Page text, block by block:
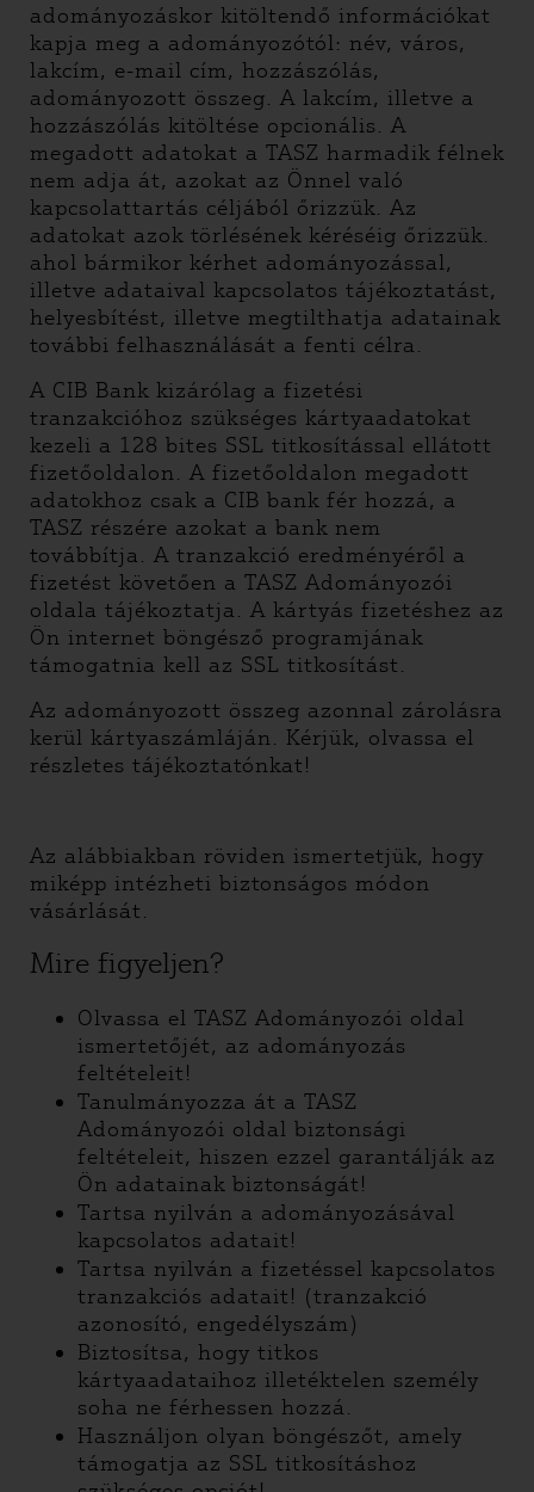
adományozáskor kitöltendő információkat
kapja meg a adományozótól: név, város,
lakcím, e-mail cím, hozzászólás,
adományozott összeg. A lakcím, illetve a
hozzászólás kitöltése opcionális. A
megadott adatokat a TASZ harmadik félnek
nem adja át, azokat az Önnel való
kapcsolattartás céljából őrizzük. Az
adatokat azok törlésének kéréséig őrizzük.
ahol bármikor kérhet adományozással,
illetve adataival kapcsolatos tájékoztatást,
helyesbítést, illetve megtilthatja adatainak
további felhasználását a fenti célra.
A CIB Bank kizárólag a fizetési
tranzakcióhoz szükséges kártyaadatokat
kezeli a 128 bites SSL titkosítással ellátott
fizetőoldalon. A fizetőoldalon megadott
adatokhoz csak a CIB bank fér hozzá, a
TASZ részére azokat a bank nem
továbbítja. A tranzakció eredményéről a
fizetést követően a TASZ Adományozói
oldala tájékoztatja. A kártyás fizetéshez az
Ön internet böngésző programjának
támogatnia kell az SSL titkosítást.
Az adományozott összeg azonnal zárolásra
kerül kártyaszámláján. Kérjük, olvassa el
részletes tájékoztatónkat!
Az alábbiakban röviden ismertetjük, hogy
miképp intézheti biztonságos módon
vásárlását.
Mire figyeljen?
Olvassa el TASZ Adományozói oldal
ismertetőjét, az adományozás
feltételeit!
Tanulmányozza át a TASZ
Adományozói oldal biztonsági
feltételeit, hiszen ezzel garantálják az
Ön adatainak biztonságát!
Tartsa nyilván a adományozásával
kapcsolatos adatait!
Tartsa nyilván a fizetéssel kapcsolatos
tranzakciós adatait! (tranzakció
azonosító, engedélyszám)
Biztosítsa, hogy titkos
kártyaadataihoz illetéktelen személy
soha ne férhessen hozzá.
Használjon olyan böngészőt, amely
támogatja az SSL titkosításhoz